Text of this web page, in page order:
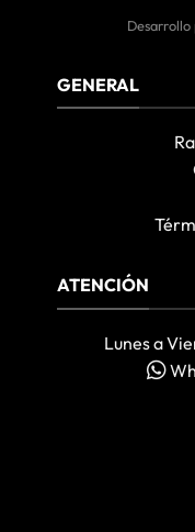
Desarrollo
GENERAL
ATENCIÓN
Lunes a